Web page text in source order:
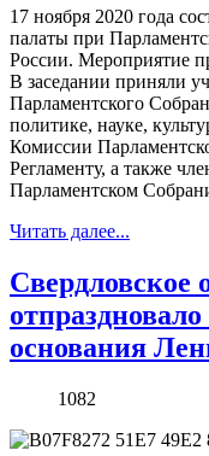
17 ноября 2020 года
палаты при
России. Мероприятие
В заседании приняли
Парламентского
политике, науке,
Комиссии
Регламенту, а также
Парламентском
Читать далее...
основания
1082